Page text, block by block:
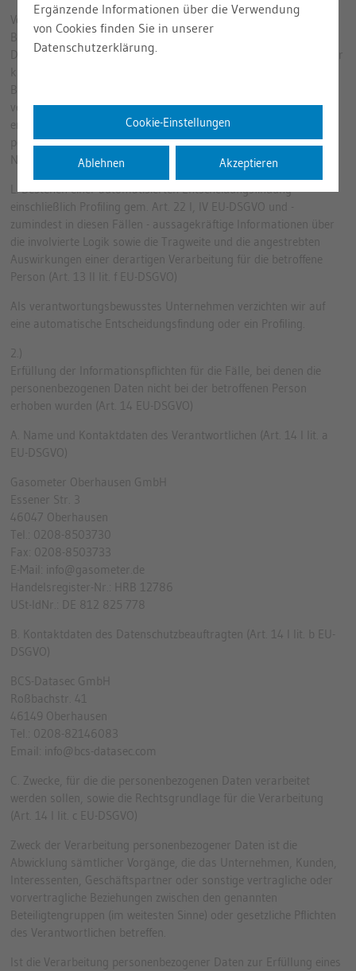
Vor einer Bereitstellung personenbezogener Daten durch den
Betroffenen kann sich der Betroffene an unseren
Datenschutzbeauftragten wenden. Unser Datenschutzbeauftragter
klärt den Betroffenen einzelfallbezogen darüber auf, ob die
Bereitstellung der personenbezogenen Daten gesetzlich oder
vertraglich vorgeschrieben oder für den Vertragsabschluss
erforderlich ist, ob eine Verpflichtung besteht, die
personenbezogenen Daten bereitzustellen, und welche Folgen die
Nichtbereitstellung der personenbezogenen Daten hätte.
L. Bestehen einer automatisierten Entscheidungsfindung
einschließlich Profiling gem. Art. 22 I, IV EU-DSGVO und -
zumindest in diesen Fällen - aussagekräftige Informationen über
die involvierte Logik sowie die Tragweite und die angestrebten
Auswirkungen einer derartigen Verarbeitung für die betroffene
Person (Art. 13 II lit. f EU-DSGVO)
Als verantwortungsbewusstes Unternehmen verzichten wir auf
eine automatische Entscheidungsfindung oder ein Profiling.
2.)
Erfüllung der Informationspflichten für die Fälle, bei denen die
personenbezogenen Daten nicht bei der betroffenen Person
erhoben wurden (Art. 14 EU-DSGVO)
A. Name und Kontaktdaten des Verantwortlichen (Art. 14 I lit. a
EU-DSGVO)
Gasometer Oberhausen GmbH
Essener Str. 3
46047 Oberhausen
Tel.: 0208-8503730
Fax: 0208-8503733
E-Mail: info@gasometer.de
Handelsregister-Nr.: HRB 12786
USt-IdNr.: DE 812 825 778
B. Kontaktdaten des Datenschutzbeauftragten (Art. 14 I lit. b EU-
DSGVO)
BCS-Datasec GmbH
Roßbachstr. 41
46149 Oberhausen
Tel.: 0208-82146083
Email: info@bcs-datasec.com
C. Zwecke, für die die personenbezogenen Daten verarbeitet
werden sollen, sowie die Rechtsgrundlage für die Verarbeitung
(Art. 14 I lit. c EU-DSGVO)
Zweck der Verarbeitung personenbezogener Daten ist die
Abwicklung sämtlicher Vorgänge, die das Unternehmen, Kunden,
Interessenten, Geschäftspartner oder sonstige vertragliche oder
vorvertragliche Beziehungen zwischen den genannten
Beteiligtengruppen (im weitesten Sinne) oder gesetzliche Pflichten
des Verantwortlichen betreffen.
Ist die Verarbeitung personenbezogener Daten zur Erfüllung eines
Ergänzende Informationen über die Verwendung
von Cookies finden Sie in unserer
Datenschutzerklärung.
Cookie-Einstellungen
Ablehnen Akzeptieren